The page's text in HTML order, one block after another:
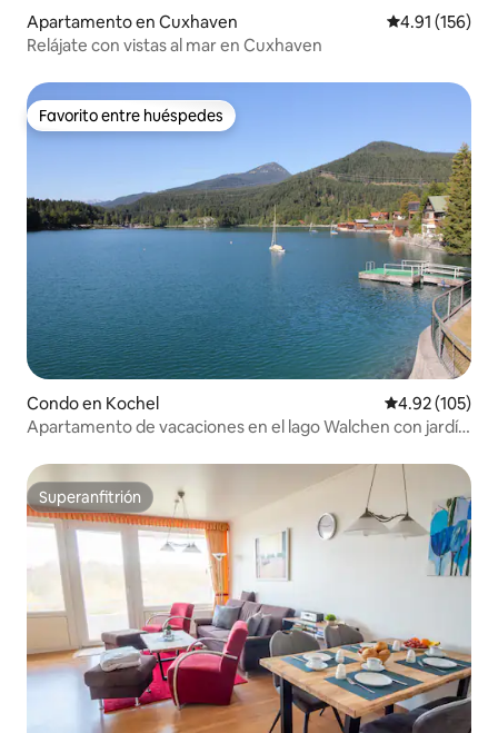
Apartamento en Cuxhaven Calificación
4.91 (156)
Relájate con vistas al mar en Cuxhaven
Favorito entre huéspedes
Favorito entre huéspedes
Condo en Kochel Calificación
4.92 (105)
Apartamento de vacaciones en el lago Walchen con jardín
Superanfitrión
Superanfitrión